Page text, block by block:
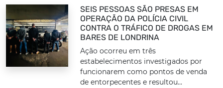
SEIS PESSOAS SÃO PRESAS EM
OPERAÇÃO DA POLÍCIA CIVIL
CONTRA O TRÁFICO DE DROGAS EM
BARES DE LONDRINA
Ação ocorreu em três
estabelecimentos investigados por
funcionarem como pontos de venda
de entorpecentes e resultou...